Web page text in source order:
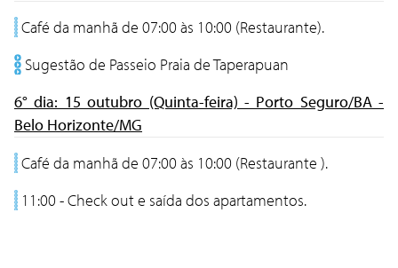
Café da manhã de 07:00 às 10:00 (Restaurante).
Sugestão de Passeio Praia de Taperapuan
6° dia: 15 outubro (Quinta-feira) - Porto Seguro/BA -
Belo Horizonte/MG
Café da manhã de 07:00 às 10:00 (Restaurante ).
11:00 - Check out e saída dos apartamentos.